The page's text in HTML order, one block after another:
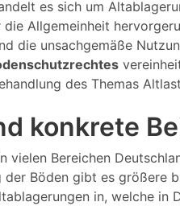
es sich um
die Allgemeinheit
die unsachgemäße
des Themas
konkrete
vielen Bereichen
der Böden gibt es größere
in, welche in